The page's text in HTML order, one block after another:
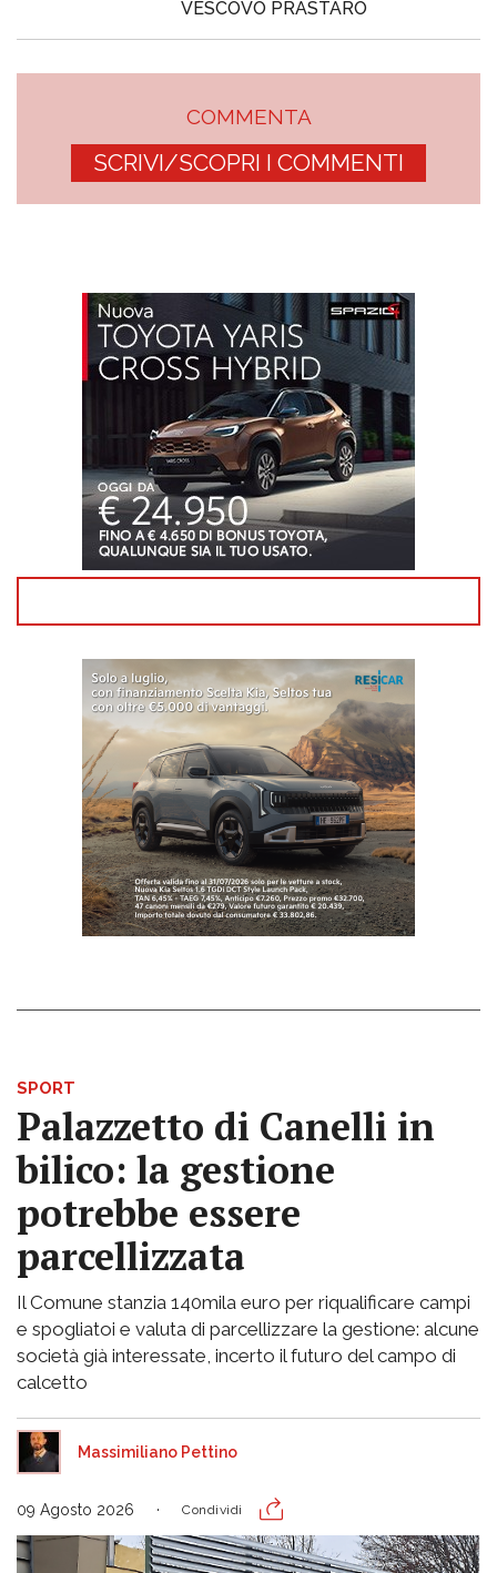
VESCOVO PRASTARO
COMMENTA
SCRIVI/SCOPRI I COMMENTI
SPORT
Palazzetto di Canelli in
bilico: la gestione
potrebbe essere
parcellizzata
Il Comune stanzia 140mila euro per riqualificare campi
e spogliatoi e valuta di parcellizzare la gestione: alcune
società già interessate, incerto il futuro del campo di
calcetto
Massimiliano Pettino
09 Agosto 2026 Condividi